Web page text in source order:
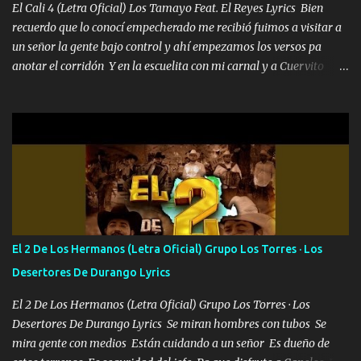
pues hay charola les voy a dar hasta topar pues no hay de otra...
El Cali 4 (Letra Oficial) Los Tamayo Feat. El Reyes Lyrics Bien
recuerdo que lo conocí empecherado me recibió fuimos a visitar a
un señor la gente bajo control y ahí empezamos los versos pa
anotar el corridón Y en la escuelita con mi carnal y a Cuervito
camisa es color Verde y peleam0s la Bandera por todita a la ciudad
con los drones patrullando la Frontera De Tijuana Bulevares
Bellas Artes me ve en las blancas ya hace falta mi APA FLACO
verde se le extraña pa que sepan Aquí Pura GENTE DE LA RANA 🐸
POR CLAVE ES EL CALI 4 EN LA CIUDAD TIJUANA Música Al
tirante andamos mi carnal atento a cualquier necesidad no porque
se ve limpio el camino nos confiamos al andar y nunca con la
misma piedra me vuelvo a tropezar Cuando ando de enamorado
en corto me tiró a per...
El 2 De Los Hermanos (Letra Oficial) Grupo Los Torres · Los
Desertores De Durango Lyrics
El 2 De Los Hermanos (Letra Oficial) Grupo Los Torres · Los
Desertores De Durango Lyrics Se miran hombres con tubos Se
mira gente con medios Están cuidando a un señor Es dueño de